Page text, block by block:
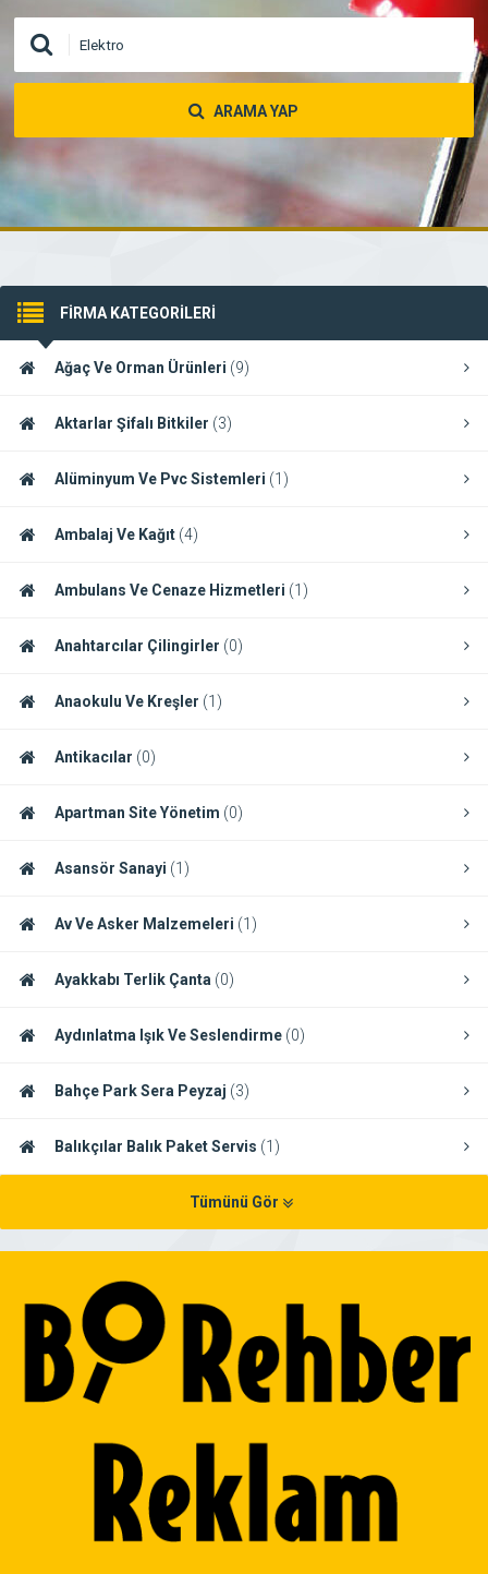
ARAMA YAP
FİRMA KATEGORİLERİ
Ağaç Ve Orman Ürünleri (9)
Aktarlar Şifalı Bitkiler (3)
Alüminyum Ve Pvc Sistemleri (1)
Ambalaj Ve Kağıt (4)
Ambulans Ve Cenaze Hizmetleri (1)
Anahtarcılar Çilingirler (0)
Anaokulu Ve Kreşler (1)
Antikacılar (0)
Apartman Site Yönetim (0)
Asansör Sanayi (1)
Av Ve Asker Malzemeleri (1)
Ayakkabı Terlik Çanta (0)
Aydınlatma Işık Ve Seslendirme (0)
Bahçe Park Sera Peyzaj (3)
Balıkçılar Balık Paket Servis (1)
Tümünü Gör